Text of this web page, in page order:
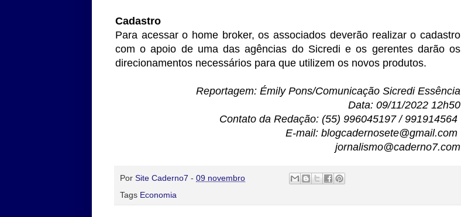
Cadastro
Para acessar o home broker, os associados deverão realizar o cadastro
com o apoio de uma das agências do Sicredi e os gerentes darão os
direcionamentos necessários para que utilizem os novos produtos.
Reportagem: Émily Pons/Comunicação Sicredi Essência
Data: 09/11/2022 12h50
Contato da Redação: (55) 996045197 / 991914564
E-mail: blogcadernosete@gmail.com
jornalismo@caderno7.com
Por Site Caderno7 - 09 novembro
Tags Economia